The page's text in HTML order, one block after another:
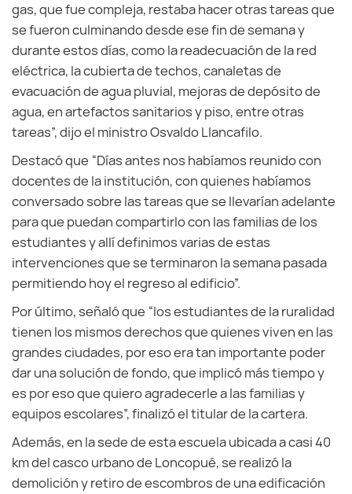
gas, que fue compleja, restaba hacer otras tareas que
se fueron culminando desde ese fin de semana y
durante estos días, como la readecuación de la red
eléctrica, la cubierta de techos, canaletas de
evacuación de agua pluvial, mejoras de depósito de
agua, en artefactos sanitarios y piso, entre otras
tareas”, dijo el ministro Osvaldo Llancafilo.
Destacó que “Días antes nos habíamos reunido con
docentes de la institución, con quienes habíamos
conversado sobre las tareas que se llevarían adelante
para que puedan compartirlo con las familias de los
estudiantes y allí definimos varias de estas
intervenciones que se terminaron la semana pasada
permitiendo hoy el regreso al edificio”.
Por último, señaló que “los estudiantes de la ruralidad
tienen los mismos derechos que quienes viven en las
grandes ciudades, por eso era tan importante poder
dar una solución de fondo, que implicó más tiempo y
es por eso que quiero agradecerle a las familias y
equipos escolares”, finalizó el titular de la cartera.
Además, en la sede de esta escuela ubicada a casi 40
km del casco urbano de Loncopué, se realizó la
demolición y retiro de escombros de una edificación